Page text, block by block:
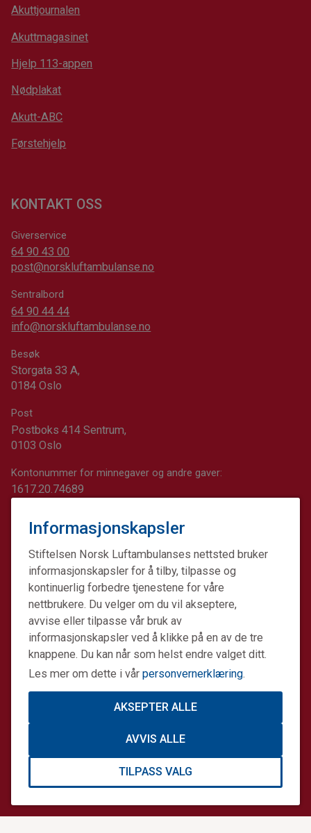
Informasjonskapsler
Stiftelsen Norsk Luftambulanses nettsted bruker
informasjonskapsler for å tilby, tilpasse og
kontinuerlig forbedre tjenestene for våre
nettbrukere. Du velger om du vil akseptere,
avvise eller tilpasse vår bruk av
informasjonskapsler ved å klikke på en av de tre
knappene. Du kan når som helst endre valget ditt.
Les mer om dette i vår personvernerklæring.
AKSEPTER ALLE
AVVIS ALLE
TILPASS VALG
Akuttjournalen
Akuttmagasinet
Hjelp 113-appen
Nødplakat
Akutt-ABC
Førstehjelp
KONTAKT OSS
Giverservice
64 90 43 00
post@norskluftambulanse.no
Sentralbord
64 90 44 44
info@norskluftambulanse.no
Besøk
Storgata 33 A,
0184 Oslo
Post
Postboks 414 Sentrum,
0103 Oslo
Kontonummer for minnegaver og andre gaver:
1617.20.74689
Stiftelsen Norsk Luftambulanse er en ideell stiftelse.
Formålet er å fremme avansert prehospital akuttmedisin.
Stiftelsens datterselskap Norsk Luftambulanse Helikopter
er operatør på alle Norges tretten legehelikopterbaser på